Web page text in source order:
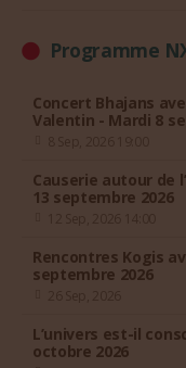
Programme
Concert Bhajans
Valentin - Mardi 8
Causerie autour de
13 septembre 2026
Rencontres Kogis
septembre 2026
L’univers est-il
octobre 2026